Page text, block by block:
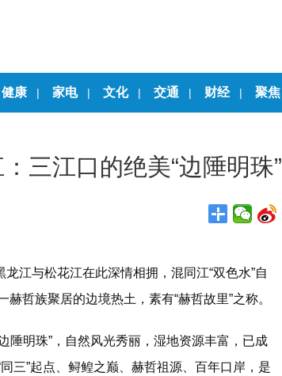
健康 | 家电 | 文化 | 交通 | 财经 | 聚焦
三江口的绝美“边陲明珠”
江与松花江在此深情相拥，混同江“双色水”自
哲族聚居的边境热土，素有“赫哲故里”之称。
陲明珠”，自然风光秀丽，湿地资源丰富，已成
三”起点、鲟鳇之巅、赫哲祖源、百年口岸，是